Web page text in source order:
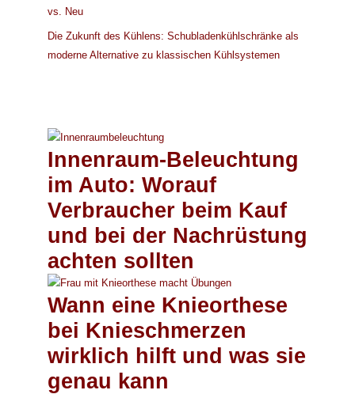
vs. Neu
Die Zukunft des Kühlens: Schubladenkühlschränke als
moderne Alternative zu klassischen Kühlsystemen
Innenraum-Beleuchtung
im Auto: Worauf
Verbraucher beim Kauf
und bei der Nachrüstung
achten sollten
Wann eine Knieorthese
bei Knieschmerzen
wirklich hilft und was sie
genau kann